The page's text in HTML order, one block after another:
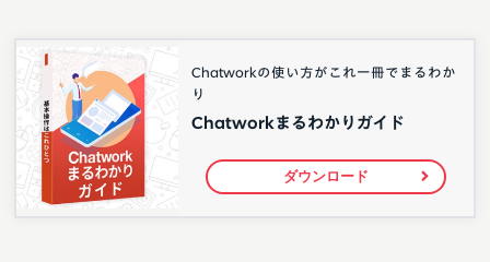
Chatworkの使い方がこれ一冊でまるわか
り
Chatworkまるわかりガイド
ダウンロード